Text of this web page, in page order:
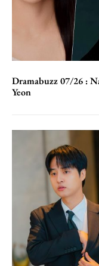
Dramabuzz 07/26 :
Yeon